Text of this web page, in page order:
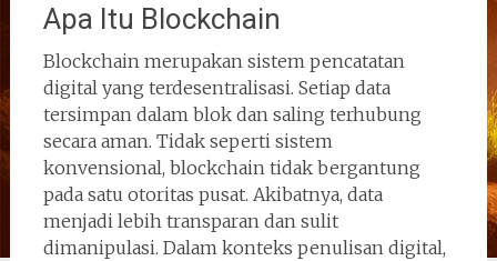
Apa Itu Blockchain
Blockchain merupakan sistem pencatatan
digital yang terdesentralisasi. Setiap data
tersimpan dalam blok dan saling terhubung
secara aman. Tidak seperti sistem
konvensional, blockchain tidak bergantung
pada satu otoritas pusat. Akibatnya, data
menjadi lebih transparan dan sulit
dimanipulasi. Dalam konteks penulisan digital,